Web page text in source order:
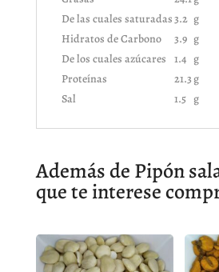
De las cuales saturadas3.2 g
Hidratos de Carbono
3.9 g
De los cuales azúcares 1.4 g
Proteínas
21.3 g
Sal
1.5 g
Además de Pipón
que te interese